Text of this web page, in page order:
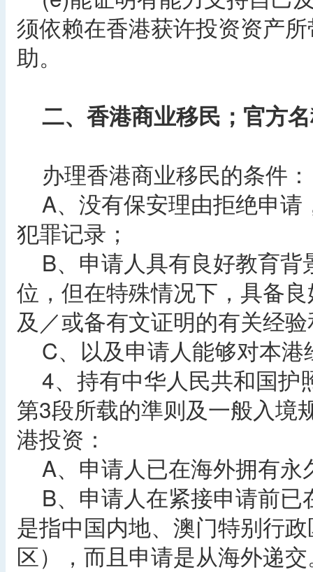
须依赖在香港获许投资资产
助。
二、香港商业移民；官方
办理香港商业移民的条件：
A、没有保安理由拒绝申请
犯罪记录；
B、申请人具有良好教育背
位，但在特殊情况下，具备
及／或备有文证明的有关经
C、以及申请人能够对本港
4、持有中华人民共和国护
第3段所载的準则及一般入境
港投资：
A、申请人已在海外拥有永
B、申请人在紧接申请前已
是指中国内地、澳门特别行
区），而且申请是从海外递